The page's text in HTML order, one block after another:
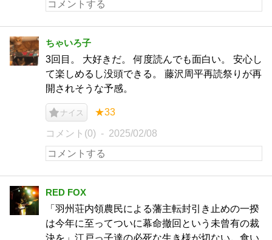
ちゃいろ子
3回目。 大好きだ。 何度読んでも面白い。 安心し
て楽しめるし没頭できる。 藤沢周平再読祭りが再
開されそうな予感。
ナイス ★33
コメント(0) 2025/02/08
RED FOX
「羽州荘内領農民による藩主転封引き止めの一揆
は今年に至ってついに幕命撤回という未曾有の裁
決を」江戸っ子達の必死な生き様が切ない。食い